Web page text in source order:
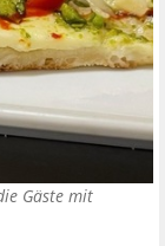
Gäste mit